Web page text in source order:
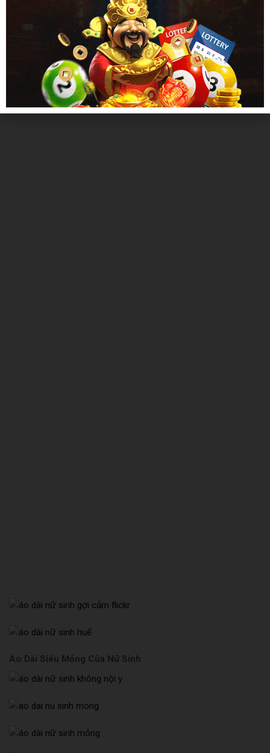
Áo Dài Siêu Mỏng Của Nữ Sinh